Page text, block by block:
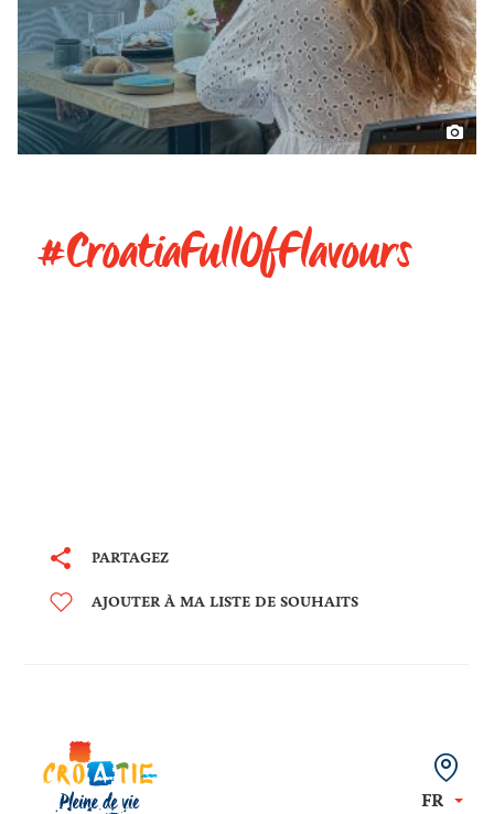
#CroatiaFullOfFlavours
PARTAGEZ
AJOUTER À MA LISTE DE SOUHAITS
FR